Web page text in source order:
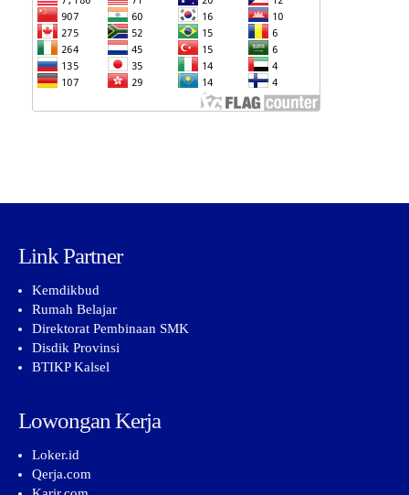
Link Partner
Kemdikbud
Rumah Belajar
Direktorat Pembinaan SMK
Disdik Provinsi
BTIKP Kalsel
Lowongan Kerja
Loker.id
Qerja.com